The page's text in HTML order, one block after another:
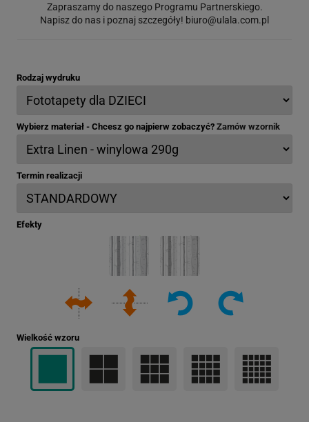
Zapraszamy do naszego Programu Partnerskiego.
Napisz do nas i poznaj szczegóły! biuro@ulala.com.pl
Rodzaj wydruku
Wybierz materiał - Chcesz go najpierw zobaczyć? Zamów wzornik
Termin realizacji
Efekty
Wielkość wzoru